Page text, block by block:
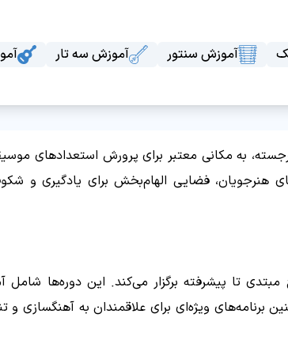
آموزش سنتور آموزش سه تار
به مکانی معتبر برای پرورش استعدادهای
هنرجویان، فضایی الهام‌بخش برای یادگیری و
تا پیشرفته برگزار می‌کند. این دوره‌ها شامل
برنامه‌های ویژه‌ای برای علاقمندان به آهنگسازی و